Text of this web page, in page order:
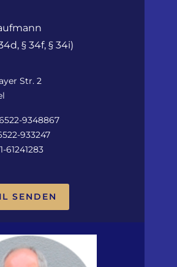
§ 34f, § 34i)
Str. 2
9348867
933247
61241283
SENDEN